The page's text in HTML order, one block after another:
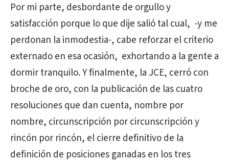
Por mi parte, desbordante de orgullo y
satisfacción porque lo que dije salió tal cual, -y me
perdonan la inmodestia-, cabe reforzar el criterio
externado en esa ocasión, exhortando a la gente a
dormir tranquilo. Y finalmente, la JCE, cerró con
broche de oro, con la publicación de las cuatro
resoluciones que dan cuenta, nombre por
nombre, circunscripción por circunscripción y
rincón por rincón, el cierre definitivo de la
definición de posiciones ganadas en los tres